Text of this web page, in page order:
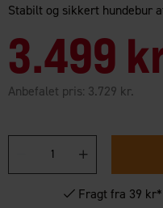
Stabilt og sikkert hundebur
3.499
Anbefalet pris: 3.729 kr.
Fragt fra 39 kr*